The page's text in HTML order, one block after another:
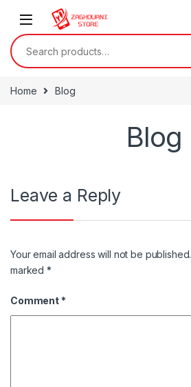
Home Blog
Blog
Leave a Reply
Your email address will not be published.
marked*
Comment *